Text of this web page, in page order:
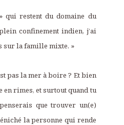
restent du domaine du
confinement indien, j’ai
sur la famille mixte. »
pas la mer à boire ? Et bien
en rimes, et surtout quand tu
que trouver un(e)
la personne qui rende